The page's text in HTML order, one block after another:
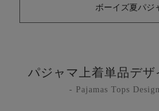
ボーイズ夏パジ
パジャマ上着単品デ
- Pajamas Tops